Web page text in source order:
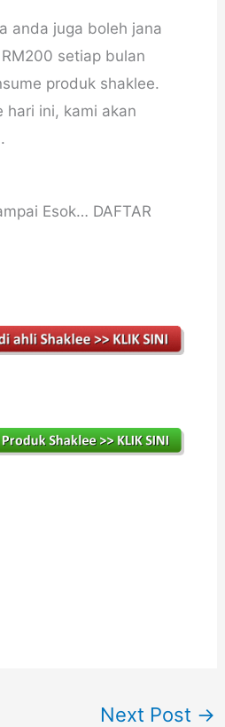
anda juga boleh jana
setiap bulan
produk shaklee.
hari ini, kami akan
Esok… DAFTAR
Next Post →